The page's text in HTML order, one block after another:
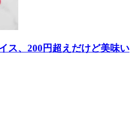
ス、200円超えだけど美味い